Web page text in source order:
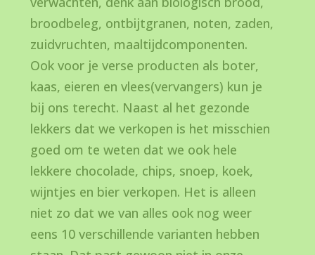
broodbeleg, ontbijtgranen, noten, zaden,
zuidvruchten, maaltijdcomponenten.
Ook voor je verse producten als boter,
kaas, eieren en vlees(vervangers) kun je
bij ons terecht. Naast al het gezonde
lekkers dat we verkopen is het misschien
goed om te weten dat we ook hele
lekkere chocolade, chips, snoep, koek,
wijntjes en bier verkopen. Het is alleen
niet zo dat we van alles ook nog weer
eens 10 verschillende varianten hebben